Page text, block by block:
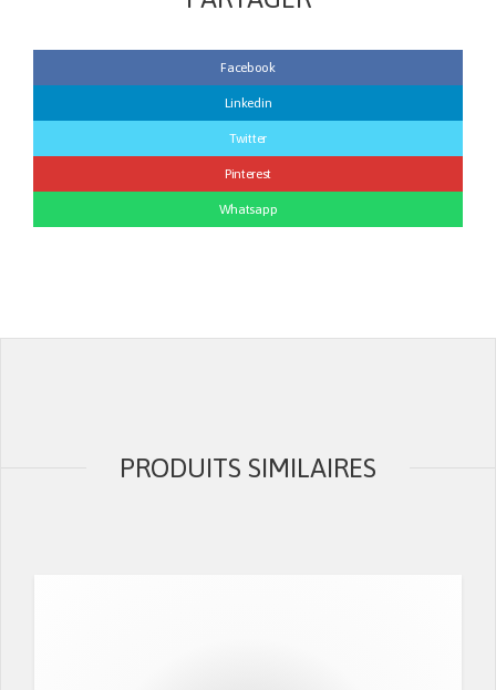
Facebook
Linkedin
Twitter
Pinterest
Whatsapp
PRODUITS SIMILAIRES